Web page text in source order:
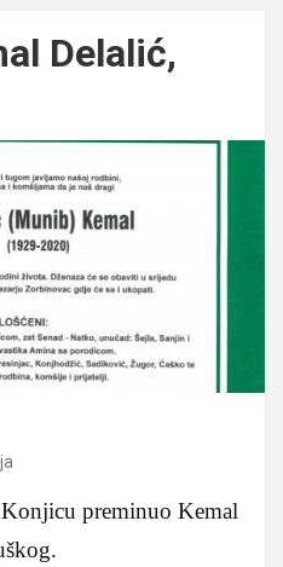
Delalić,
preminuo Kemal